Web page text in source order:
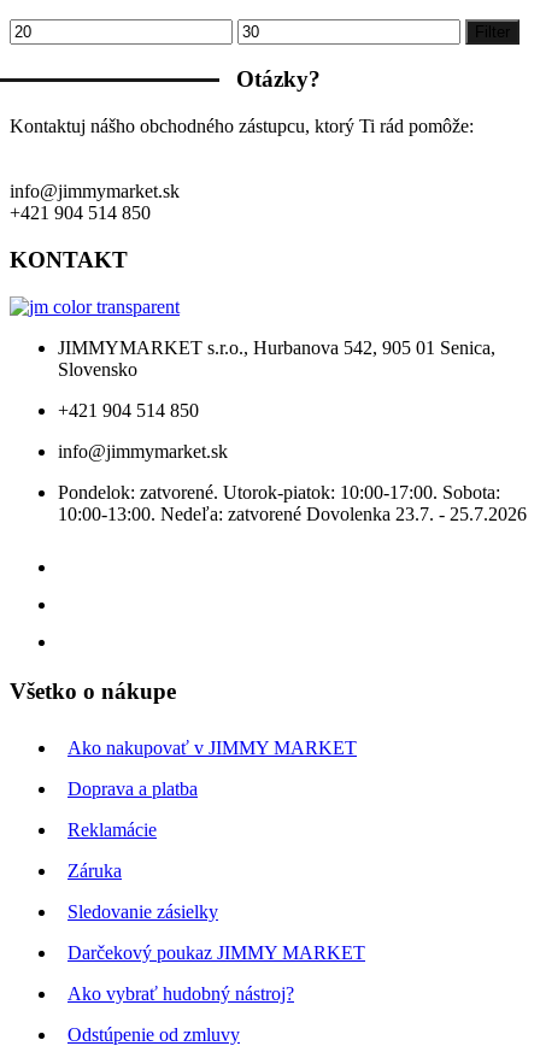
Minimálna
cena
Maximálna
cena
Filter
Otázky?
Kontaktuj nášho obchodného zástupcu, ktorý Ti rád pomôže:
info@jimmymarket.sk
+421 904 514 850
KONTAKT
JIMMYMARKET s.r.o., Hurbanova 542, 905 01 Senica,
Slovensko
+421 904 514 850
info@jimmymarket.sk
Pondelok: zatvorené. Utorok-piatok: 10:00-17:00. Sobota:
10:00-13:00. Nedeľa: zatvorené Dovolenka 23.7. - 25.7.2026
Všetko o nákupe
Ako nakupovať v JIMMY MARKET
Doprava a platba
Reklamácie
Záruka
Sledovanie zásielky
Darčekový poukaz JIMMY MARKET
Ako vybrať hudobný nástroj?
Odstúpenie od zmluvy